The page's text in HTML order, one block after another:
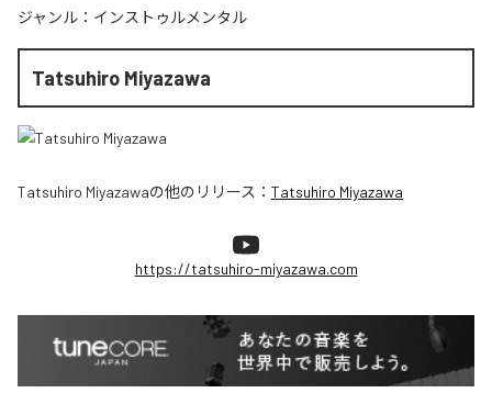
ジャンル： インストゥルメンタル
Tatsuhiro Miyazawa
Tatsuhiro Miyazawaの他のリリース： Tatsuhiro Miyazawa
https://tatsuhiro-miyazawa.com